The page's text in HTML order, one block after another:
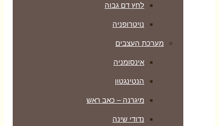
לחץ דם גבוה
נויטרופניה
מערכת העצבים
אינסומניה
הנטינגטון
מיגרנה – כאב ראש
נדודי שינה